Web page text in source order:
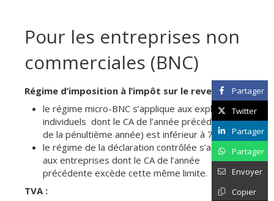
Pour les entreprises non
commerciales (BNC)
Régime d’imposition à l’impôt sur le revenu :
le régime micro-BNC s’applique aux exploitants
individuels dont le CA de l’année précédente (ou
de la pénultième année) est inférieur à 77 700 € ;
le régime de la déclaration contrôlée s’applique
aux entreprises dont le CA de l’année
précédente excède cette même limite.
TVA :
Partager
Twitter
Partager
Partager
Envoyer
Copier